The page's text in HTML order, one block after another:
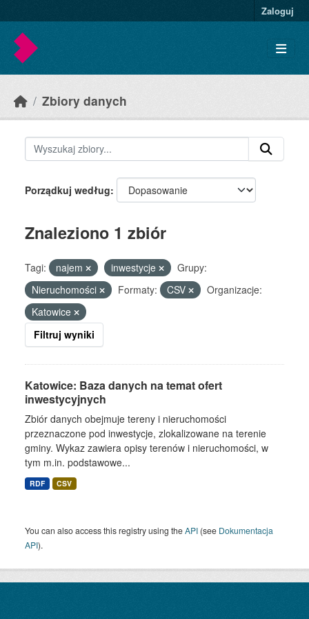
Zaloguj
Zbiory danych
Porządkuj według
Znaleziono 1 zbiór
Tagi: najem inwestycje
Grupy:
Nieruchomości
Formaty: CSV
Organizacje:
Katowice
Filtruj wyniki
Katowice: Baza danych na temat ofert
inwestycyjnych
Zbiór danych obejmuje tereny i nieruchomości
przeznaczone pod inwestycje, zlokalizowane na terenie
gminy. Wykaz zawiera opisy terenów i nieruchomości, w
tym m.in. podstawowe...
RDF CSV
You can also access this registry using theAPI (see Dokumentacja
API).